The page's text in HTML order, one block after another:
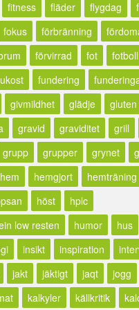
fitness fläder flygdag
fokus förbränning
förvirrad fot fotboll
fundering
givmildhet glädje gluten
gravid graviditet grill
grupp grupper grynet
hem hemgjort hemträning
höst
hplc
low resten
humor hus
insikt inspiration
jakt jäktigt jaqt jogg
kalkyler källkritik